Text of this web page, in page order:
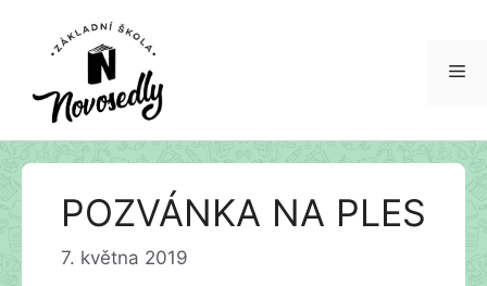
Přeskočit
POZVÁNKA NA PLES
7. května 2019